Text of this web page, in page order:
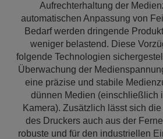
Aufrechterhaltung der
automatischen Anpassung von
Bedarf werden dringende
weniger belastend. Diese
folgende Technologien
Überwachung der
eine präzise und stabile
dünnen Medien (einschließlich
Kamera). Zusätzlich lässt sich
des Druckers auch aus der
robuste und für den industriellen